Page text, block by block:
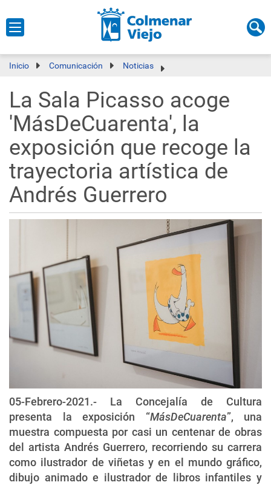
Inicio Comunicación Noticias
La Sala Picasso acoge
'MásDeCuarenta', la
exposición que recoge la
trayectoria artística de
Andrés Guerrero
05-Febrero-2021.- La Concejalía de Cultura
presenta la exposición “MásDeCuarenta”, una
muestra compuesta por casi un centenar de obras
del artista Andrés Guerrero, recorriendo su carrera
como ilustrador de viñetas y en el mundo gráfico,
dibujo animado e ilustrador de libros infantiles y